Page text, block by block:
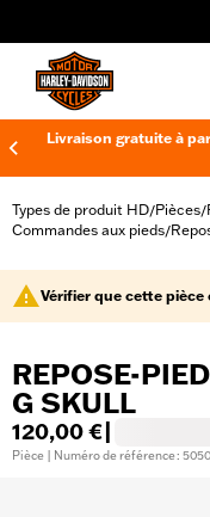
Livraison gratuite à
Types de produit HD/Pièces/
Commandes aux pieds/
Vérifier que cette
REPOSE-
G SKULL
120,00 €
Pièce | Numéro de référence :